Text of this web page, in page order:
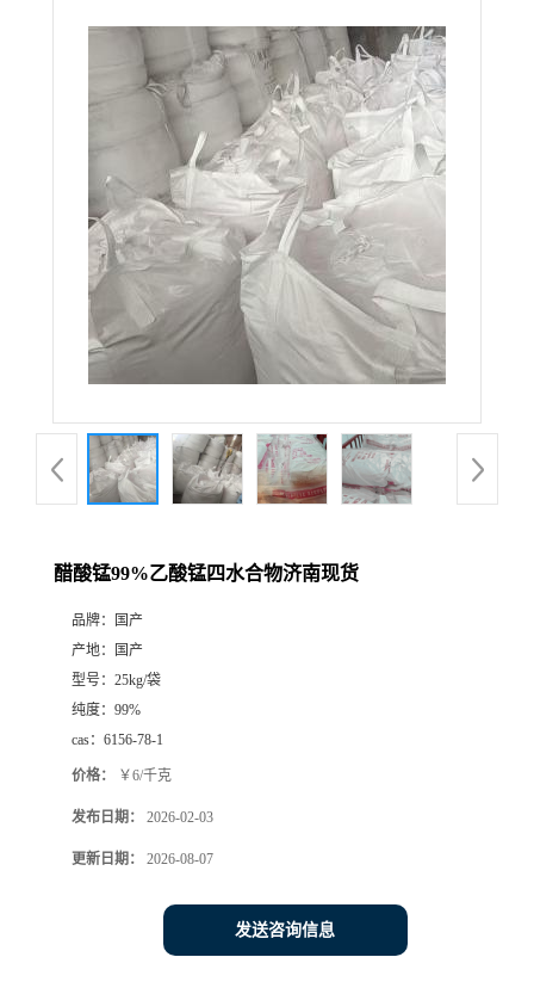
醋酸锰99%乙酸锰四水合物济南现货
品牌：
国产
产地：
国产
型号： 25kg/袋
纯度： 99%
cas： 6156-78-1
价格： ￥6/千克
发布日期： 2026-02-03
更新日期： 2026-08-07
发送咨询信息